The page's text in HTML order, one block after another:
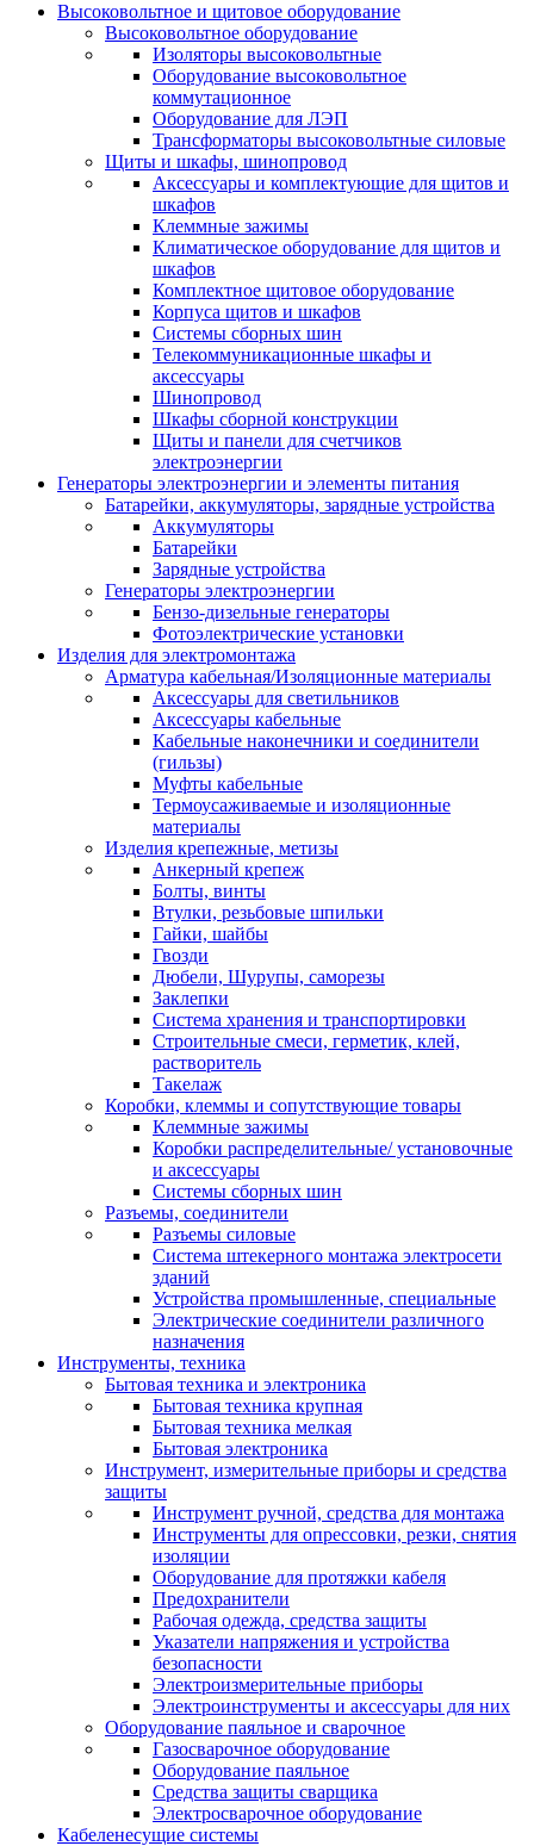
Высоковольтное и щитовое оборудование
Высоковольтное оборудование
Изоляторы высоковольтные
Оборудование высоковольтное
коммутационное
Оборудование для ЛЭП
Трансформаторы высоковольтные силовые
Щиты и шкафы, шинопровод
Аксессуары и комплектующие для щитов и
шкафов
Клеммные зажимы
Климатическое оборудование для щитов и
шкафов
Комплектное щитовое оборудование
Корпуса щитов и шкафов
Системы сборных шин
Телекоммуникационные шкафы и
аксессуары
Шинопровод
Шкафы сборной конструкции
Щиты и панели для счетчиков
электроэнергии
Генераторы электроэнергии и элементы питания
Батарейки, аккумуляторы, зарядные устройства
Аккумуляторы
Батарейки
Зарядные устройства
Генераторы электроэнергии
Бензо-дизельные генераторы
Фотоэлектрические установки
Изделия для электромонтажа
Арматура кабельная/Изоляционные материалы
Аксессуары для светильников
Аксессуары кабельные
Кабельные наконечники и соединители
(гильзы)
Муфты кабельные
Термоусаживаемые и изоляционные
материалы
Изделия крепежные, метизы
Анкерный крепеж
Болты, винты
Втулки, резьбовые шпильки
Гайки, шайбы
Гвозди
Дюбели, Шурупы, саморезы
Заклепки
Система хранения и транспортировки
Строительные смеси, герметик, клей,
растворитель
Такелаж
Коробки, клеммы и сопутствующие товары
Клеммные зажимы
Коробки распределительные/ установочные
и аксессуары
Системы сборных шин
Разъемы, соединители
Разъемы силовые
Система штекерного монтажа электросети
зданий
Устройства промышленные, специальные
Электрические соединители различного
назначения
Инструменты, техника
Бытовая техника и электроника
Бытовая техника крупная
Бытовая техника мелкая
Бытовая электроника
Инструмент, измерительные приборы и средства
защиты
Инструмент ручной, средства для монтажа
Инструменты для опрессовки, резки, снятия
изоляции
Оборудование для протяжки кабеля
Предохранители
Рабочая одежда, средства защиты
Указатели напряжения и устройства
безопасности
Электроизмерительные приборы
Электроинструменты и аксессуары для них
Оборудование паяльное и сварочное
Газосварочное оборудование
Оборудование паяльное
Средства защиты сварщика
Электросварочное оборудование
Кабеленесущие системы